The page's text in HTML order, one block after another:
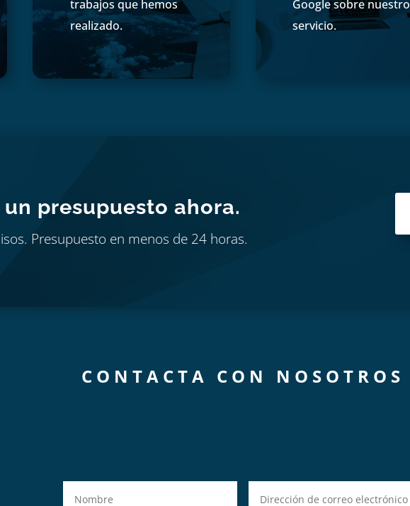
trabajos que hemos
realizado.
Google sobre nuestro
servicio.
presupuesto ahora.
Presupuesto en menos de 24 horas.
CONTACTA CON NOSOTROS